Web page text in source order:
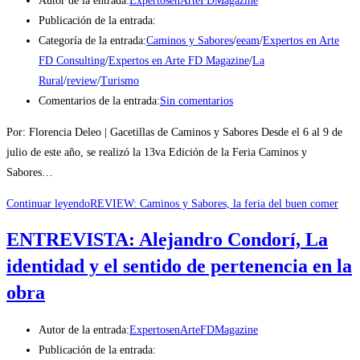
Publicación de la entrada:
Categoría de la entrada:Caminos y Sabores/eeam/Expertos en Arte
FD Consulting/Expertos en Arte FD Magazine/La
Rural/review/Turismo
Comentarios de la entrada:Sin comentarios
Por: Florencia Deleo | Gacetillas de Caminos y Sabores Desde el 6 al 9 de
julio de este año, se realizó la 13va Edición de la Feria Caminos y
Sabores…
Continuar leyendoREVIEW: Caminos y Sabores, la feria del buen comer
ENTREVISTA: Alejandro Condorí, La
identidad y el sentido de pertenencia en la
obra
Autor de la entrada:ExpertosenArteFDMagazine
Publicación de la entrada: